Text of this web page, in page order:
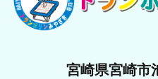
宮崎県宮崎市